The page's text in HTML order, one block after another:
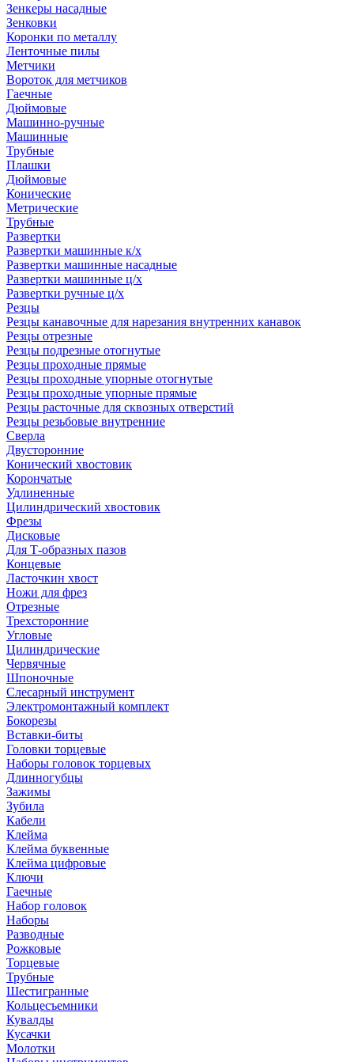
Зенкеры насадные
Зенковки
Коронки по металлу
Ленточные пилы
Метчики
Вороток для метчиков
Гаечные
Дюймовые
Машинно-ручные
Машинные
Трубные
Плашки
Дюймовые
Конические
Метрические
Трубные
Развертки
Развертки машинные к/х
Развертки машинные насадные
Развертки машинные ц/х
Развертки ручные ц/х
Резцы
Резцы канавочные для нарезания внутренних канавок
Резцы отрезные
Резцы подрезные отогнутые
Резцы проходные прямые
Резцы проходные упорные отогнутые
Резцы проходные упорные прямые
Резцы расточные для сквозных отверстий
Резцы резьбовые внутренние
Сверла
Двусторонние
Конический хвостовик
Корончатые
Удлиненные
Цилиндрический хвостовик
Фрезы
Дисковые
Для Т-образных пазов
Концевые
Ласточкин хвост
Ножи для фрез
Отрезные
Трехсторонние
Угловые
Цилиндрические
Червячные
Шпоночные
Слесарный инструмент
Электромонтажный комплект
Бокорезы
Вставки-биты
Головки торцевые
Наборы головок торцевых
Длинногубцы
Зажимы
Зубила
Кабели
Клейма
Клейма буквенные
Клейма цифровые
Ключи
Гаечные
Набор головок
Наборы
Разводные
Рожковые
Торцевые
Трубные
Шестигранные
Кольцесъемники
Кувалды
Кусачки
Молотки